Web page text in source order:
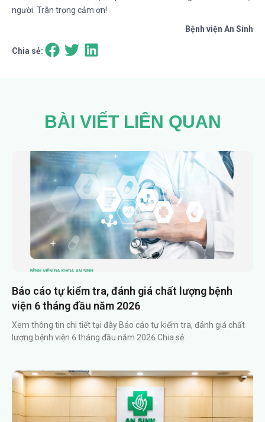
người. Trân trọng cảm ơn!
Bệnh viện An Sinh
Chia sẻ:
BÀI VIẾT LIÊN QUAN
Báo cáo tự kiểm tra, đánh giá chất lượng bệnh
viện 6 tháng đầu năm 2026
Xem thông tin chi tiết tại đây Báo cáo tự kiểm tra, đánh giá chất
lượng bệnh viện 6 tháng đầu năm 2026 Chia sẻ: